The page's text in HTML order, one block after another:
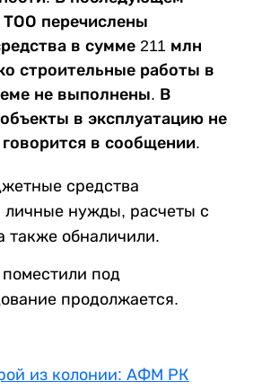
ТОО перечислены
в сумме 211 млн
строительные работы в
не выполнены. В
в эксплуатацию не
в сообщении.
средства
личные нужды, расчеты с
также обналичили.
под
продолжается.
из колонии: АФМ РК